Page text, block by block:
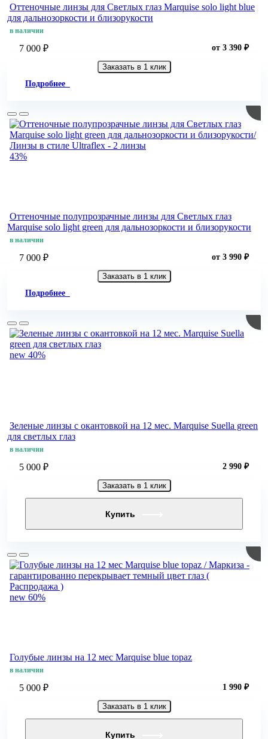
Оттеночные линзы для Светлых глаз Marquise solo light blue
для дальнозоркости и близорукости
в наличии
7 000 ₽ от 3 390 ₽
Заказать в 1 клик
Подробнее
43%
Оттеночные полупрозрачные линзы для Светлых глаз
Marquise solo light green для дальнозоркости и близорукости
в наличии
7 000 ₽ от 3 990 ₽
Заказать в 1 клик
Подробнее
new 40%
Зеленые линзы c окантовкой на 12 мес. Marquise Suella green
для светлых глаз
в наличии
5 000 ₽ 2 990 ₽
Заказать в 1 клик
new 60%
Голубые линзы на 12 мес Marquise blue topaz
в наличии
5 000 ₽ 1 990 ₽
Заказать в 1 клик